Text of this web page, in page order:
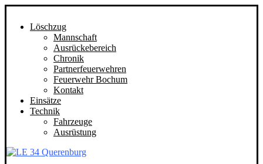
Löschzug
Mannschaft
Ausrückebereich
Chronik
Partnerfeuerwehren
Feuerwehr Bochum
Kontakt
Einsätze
Technik
Fahrzeuge
Ausrüstung